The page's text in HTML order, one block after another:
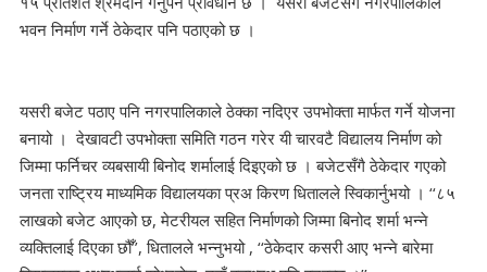
भवन निर्माण गर्ने ठेकेदार पनि पठाएको छ ।
यसरी बजेट पठाए पनि नगरपालिकाले ठेक्का नदिएर उपभोक्ता मार्फत गर्ने योजना
बनायो । देखावटी उपभोक्ता समिति गठन गरेर यी चारवटै विद्यालय निर्माण को
जिम्मा फर्निचर व्यबसायी बिनोद शर्मालाई दिइएको छ । बजेटसँगै ठेकेदार गएको
जनता राष्ट्रिय माध्यमिक विद्यालयका प्रअ किरण धितालले स्विकार्नुभयो । ‘‘८५
लाखको बजेट आएको छ, मेटरीयल सहित निर्माणको जिम्मा बिनोद शर्मा भन्ने
व्यक्तिलाई दिएका छौँ’’, धितालले भन्नुभयो , ‘‘ठेकेदार कसरी आए भन्ने बारेमा